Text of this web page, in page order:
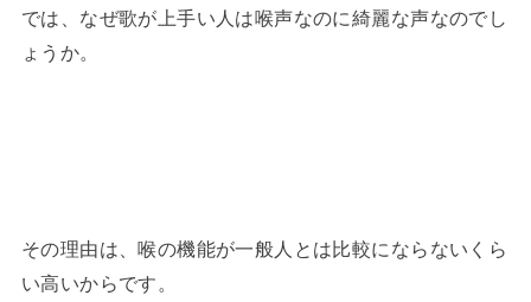
では、なぜ歌が上手い人は喉声なのに綺麗な声なのでし
ょうか。
その理由は、喉の機能が一般人とは比較にならないくら
い高いからです。